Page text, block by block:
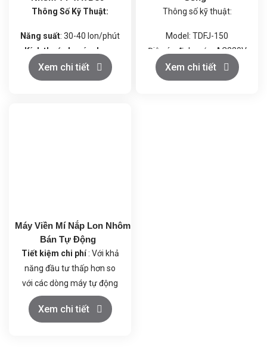
Thông Số Kỹ Thuật:
Năng suất: 30-40 lon/phút
Kích thước lon áp dụng
Đường kính lon 50-126 mm,
chiều cao lon 50-200 mm
Tiêu thụ không khí: 300
L/phút
Xem chi tiết
Thông số kỹ thuật:
Model: TDFJ-150
Điện áp định mức: AC220V
Tần số định mức: 50Hz
Công suất: 250W
Xem chi tiết
Máy Viền Mí Nắp Lon Nhôm
Bán Tự Động
Tiết kiệm chi phí: Với khả
năng đầu tư thấp hơn so
với các dòng máy tự động
hoàn toàn, máy bán tự
động phù hợp với ngân
Xem chi tiết